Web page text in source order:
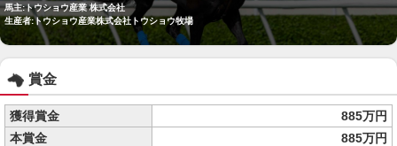
馬主:トウショウ産業 株式会社
生産者:トウショウ産業株式会社トウショウ牧場
賞金
獲得賞金
885万円
本賞金
885万円